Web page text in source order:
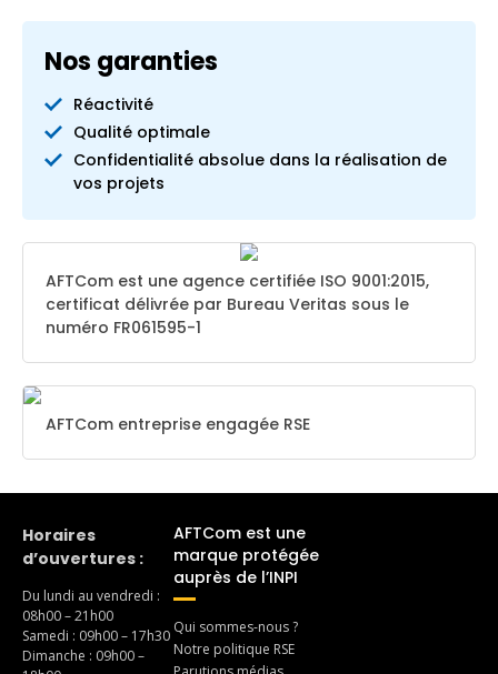
Nos garanties
Réactivité
Qualité optimale
Confidentialité absolue dans la réalisation de
vos projets
AFTCom est une agence certifiée ISO 9001:2015,
certificat délivrée par Bureau Veritas sous le
numéro FR061595-1
AFTCom entreprise engagée RSE
Horaires
d’ouvertures :
Du lundi au vendredi :
08h00 – 21h00
Samedi : 09h00 – 17h30
Dimanche : 09h00 –
AFTCom est une
marque protégée
auprès de l’INPI
Qui sommes-nous ?
Notre politique RSE